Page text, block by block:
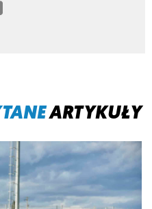
ARTYKUŁY